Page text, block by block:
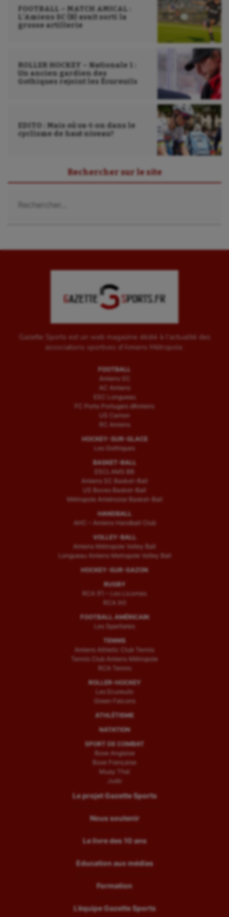
Water-polo
FOOTBALL – MATCH AMICAL :
L’Amiens SC (B) avait sorti la
grosse artillerie
ROLLER HOCKEY – Nationale 1 :
Un ancien gardien des
Gothiques rejoint les Écureuils
EDITO : Mais où va-t-on dans le
cyclisme de haut niveau?
Rechercher sur le site
Gazette Sports est un web magazine dédié à l'actualité des
associations sportives d'Amiens Métropole.
FOOTBALL
Amiens SC
AC Amiens
ESC Longueau
FC Porto Portugais d’Amiens
US Camon
RC Amiens
HOCKEY-SUR-GLACE
Les Gothiques
BASKET-BALL
ESCLAMS BB
Amiens SC Basket-Ball
US Boves Basket-Ball
Métropole Amiénoise Basket-Ball
HANDBALL
AHC – Amiens Handball Club
VOLLEY-BALL
Amiens Métropole Volley Ball
Longueau Amiens Metropole Volley Ball
HOCKEY-SUR-GAZON
RUGBY
RCA (F) – Les Licornes
RCA (H)
FOOTBALL AMÉRICAIN
Les Spartiates
TENNIS
Amiens Athletic Club Tennis
Tennis Club Amiens Métropole
RCA Tennis
ROLLER-HOCKEY
Les Ecureuils
Green Falcons
ATHLÉTISME
NATATION
SPORT DE COMBAT
Boxe Anglaise
Boxe Française
Muay Thaï
Judo
Le projet Gazette Sports
Nous soutenir
Le livre des 10 ans
Education aux médias
Formation
L’équipe Gazette Sports